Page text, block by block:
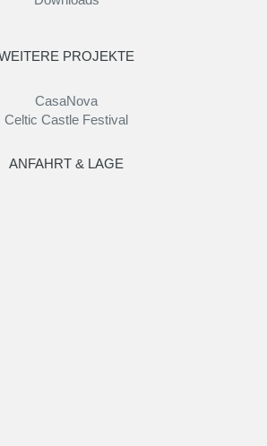
PROJEKTE
CasaNova
Celtic Castle Festival
ANFAHRT & LAGE